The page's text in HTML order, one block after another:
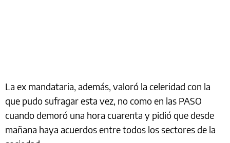
La ex mandataria, además, valoró la celeridad con la
que pudo sufragar esta vez, no como en las PASO
cuando demoró una hora cuarenta y pidió que desde
mañana haya acuerdos entre todos los sectores de la